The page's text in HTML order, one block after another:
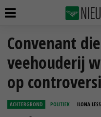
Convenant
veehouderij
op
ACHTERGROND POLITIEK ILONA